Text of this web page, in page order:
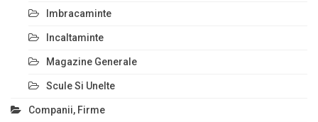
Imbracaminte
Incaltaminte
Magazine Generale
Scule Si Unelte
Companii, Firme